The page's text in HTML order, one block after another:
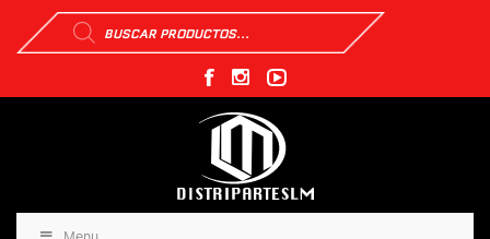
Búsqueda
de
productos